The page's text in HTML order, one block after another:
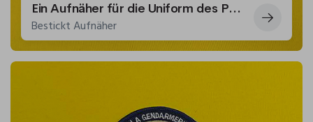
Ein Aufnäher für die Uniform des Polizeibezirks La Louviere
Bestickt Aufnäher